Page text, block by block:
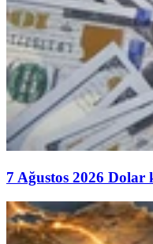
7 Ağustos 2026